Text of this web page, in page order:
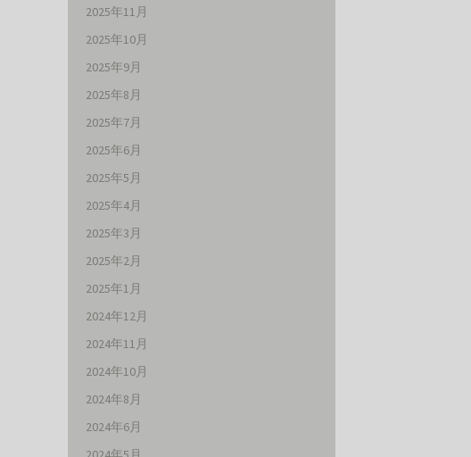
2025年11月
2025年10月
2025年9月
2025年8月
2025年7月
2025年6月
2025年5月
2025年4月
2025年3月
2025年2月
2025年1月
2024年12月
2024年11月
2024年10月
2024年8月
2024年6月